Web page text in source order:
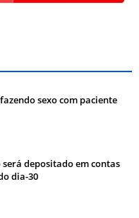
sexo com paciente
depositado em contas
dia-30